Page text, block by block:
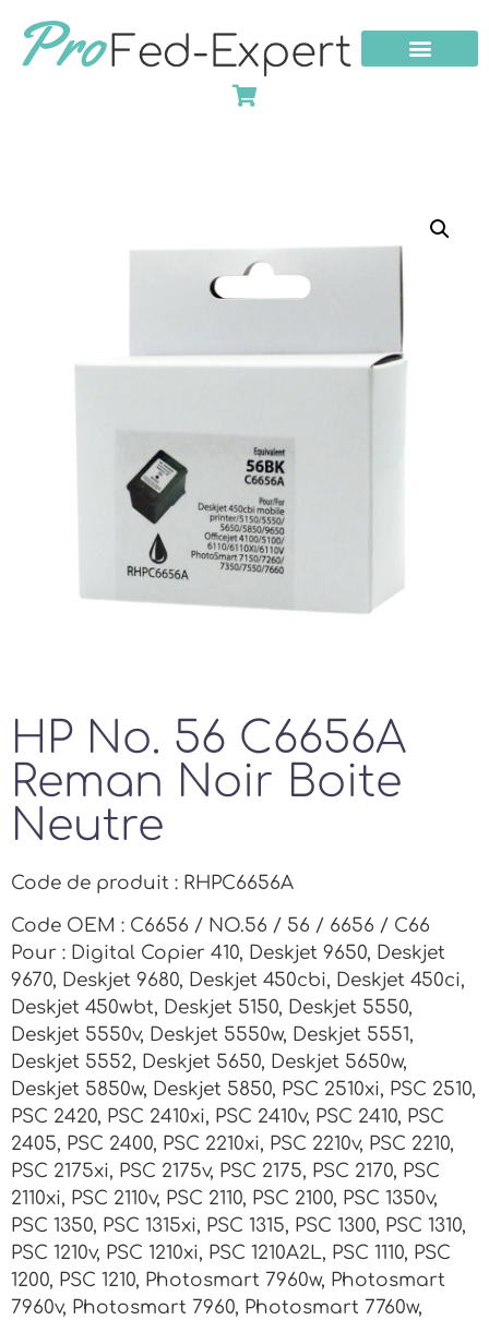
HP No. 56 C6656A
Reman Noir Boite
Neutre
Code de produit : RHPC6656A
Code OEM : C6656 / NO.56 / 56 / 6656 / C66
Pour : Digital Copier 410, Deskjet 9650, Deskjet
9670, Deskjet 9680, Deskjet 450cbi, Deskjet 450ci,
Deskjet 450wbt, Deskjet 5150, Deskjet 5550,
Deskjet 5550v, Deskjet 5550w, Deskjet 5551,
Deskjet 5552, Deskjet 5650, Deskjet 5650w,
Deskjet 5850w, Deskjet 5850, PSC 2510xi, PSC 2510,
PSC 2420, PSC 2410xi, PSC 2410v, PSC 2410, PSC
2405, PSC 2400, PSC 2210xi, PSC 2210v, PSC 2210,
PSC 2175xi, PSC 2175v, PSC 2175, PSC 2170, PSC
2110xi, PSC 2110v, PSC 2110, PSC 2100, PSC 1350v,
PSC 1350, PSC 1315xi, PSC 1315, PSC 1300, PSC 1310,
PSC 1210v, PSC 1210xi, PSC 1210A2L, PSC 1110, PSC
1200, PSC 1210, Photosmart 7960w, Photosmart
7960v, Photosmart 7960, Photosmart 7760w,